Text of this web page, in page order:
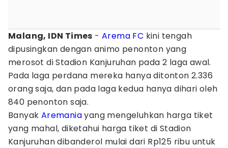
Malang, IDN Times -Arema FC kini tengah
dipusingkan dengan animo penonton yang
merosot di Stadion Kanjuruhan pada 2 laga awal.
Pada laga perdana mereka hanya ditonton 2.336
orang saja, dan pada laga kedua hanya dihari oleh
840 penonton saja.
Banyak Aremaniayang mengeluhkan harga tiket
yang mahal, diketahui harga tiket di Stadion
Kanjuruhan dibanderol mulai dari Rp125 ribu untuk